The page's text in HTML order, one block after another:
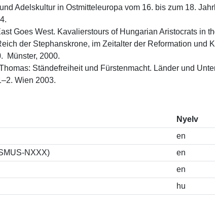
Adelskultur in Ostmitteleuropa vom 16. bis zum 18.
Goes West. Kavalierstours of Hungarian Aristocrats in
der Stephanskrone, im Zeitalter der Reformation und
Münster, 2000.
Ständefreiheit und Fürstenmacht. Länder und
Wien 2003.
Nyelv
en
NXXX)
en
en
hu